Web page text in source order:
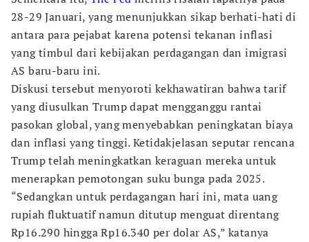
28-29 Januari, yang menunjukkan sikap berhati-hati di
antara para pejabat karena potensi tekanan inflasi
yang timbul dari kebijakan perdagangan dan imigrasi
AS baru-baru ini.
Diskusi tersebut menyoroti kekhawatiran bahwa tarif
yang diusulkan Trump dapat mengganggu rantai
pasokan global, yang menyebabkan peningkatan biaya
dan inflasi yang tinggi. Ketidakjelasan seputar rencana
Trump telah meningkatkan keraguan mereka untuk
menerapkan pemotongan suku bunga pada 2025.
“Sedangkan untuk perdagangan hari ini, mata uang
rupiah fluktuatif namun ditutup menguat direntang
Rp16.290 hingga Rp16.340 per dolar AS,” katanya